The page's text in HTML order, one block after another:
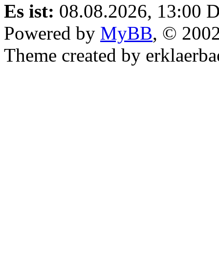
Es ist: 08.08.2026, 13:00
Powered by MyBB, ©
Theme created by